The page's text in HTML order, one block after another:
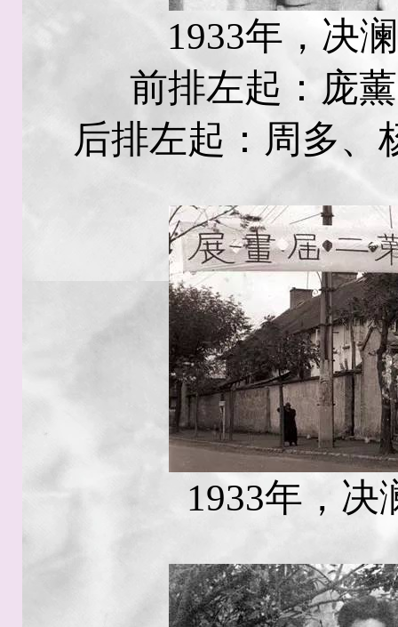
1933年，决
前排左起：庞
后排左起：周多、
1933年，决